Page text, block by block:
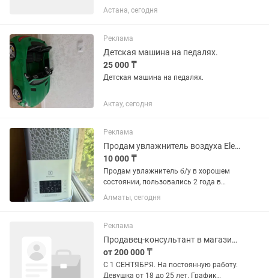
График 5/2, 08:00-18:30 Обед
предоставляется, Зарплата от 200 тыс
собеседовании: Просьба звонить...
Астана, сегодня
Реклама
Детская машина на педалях.
25 000 ₸
Детская машина на педалях.
Актау, сегодня
Реклама
Продам увлажнитель воздуха Electrolux
10 000 ₸
Продам увлажнитель б/у в хорошем
состоянии, пользовались 2 года в
зимний период, без каких либо
дефектов, выпускает теплый пар, есть
Полный бак воды надолго хватает....
Алматы, сегодня
Реклама
Продавец-консультант в магазине детской одежды
от 200 000 ₸
С 1 СЕНТЯБРЯ. На постоянную работу.
Девушка от 18 до 25 лет. График